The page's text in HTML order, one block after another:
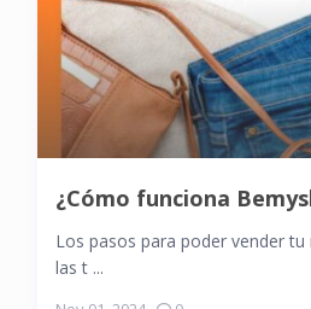
¿Cómo funciona
Los pasos para poder vender
las t ...